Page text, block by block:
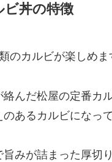
ビ丼の特徴
のカルビが楽しめま
んだ松屋の定番カ
あるカルビになって
みが詰まった厚切